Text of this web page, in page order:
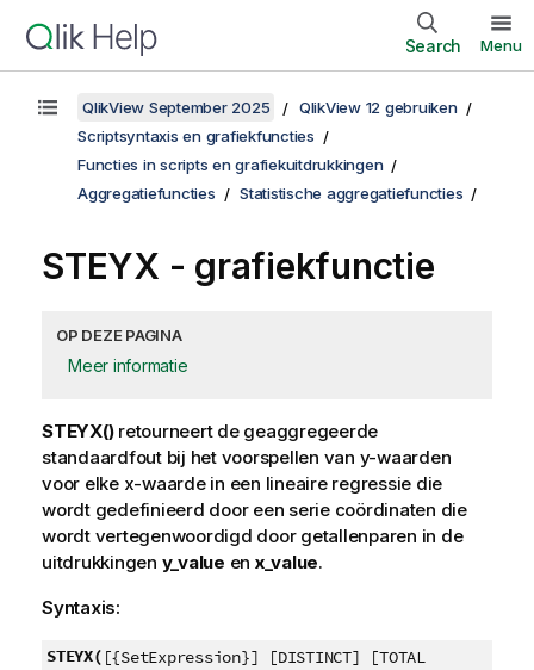
Search Menu
QlikView September 2025
QlikView 12 gebruiken
Scriptsyntaxis en grafiekfuncties
Functies in scripts en grafiekuitdrukkingen
Aggregatiefuncties
Statistische aggregatiefuncties
STEYX - grafiekfunctie
OP DEZE PAGINA
Meer informatie
STEYX()retourneert de geaggregeerde
standaardfout bij het voorspellen van y-waarden
voor elke x-waarde in een lineaire regressie die
wordt gedefinieerd door een serie coördinaten die
wordt vertegenwoordigd door getallenparen in de
uitdrukkingen y_value en x_value.
Syntaxis:
STEYX( [{SetExpression}] [DISTINCT] [TOTAL